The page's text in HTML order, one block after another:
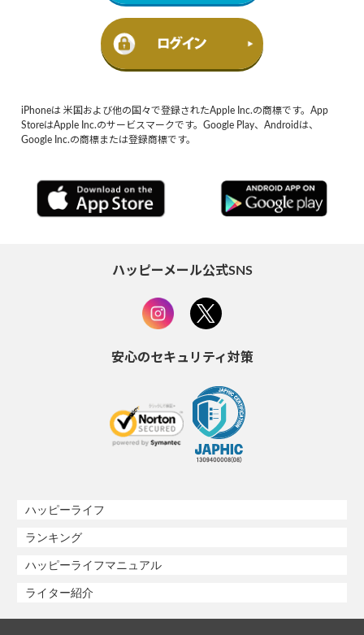
iPhoneは 米国および他の国々で登録されたApple Inc.の商標です。App
StoreはApple Inc.のサービスマークです。Google Play、Androidは、
Google Inc.の商標または登録商標です。
ハッピーメール公式SNS
安心のセキュリティ対策
ハッピーライフ
ランキング
ハッピーライフマニュアル
ライター紹介